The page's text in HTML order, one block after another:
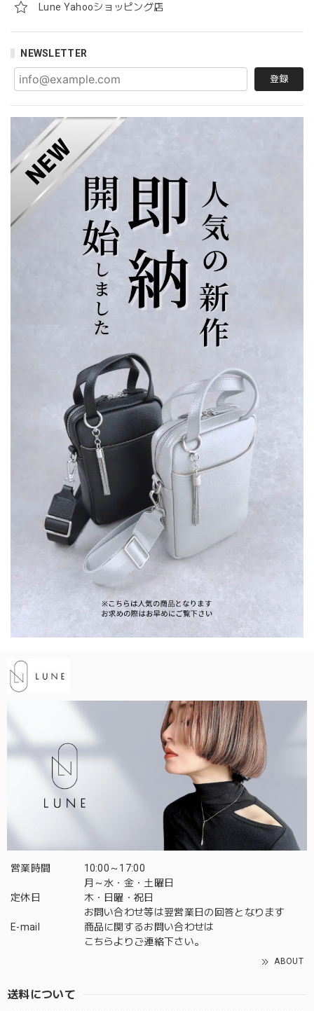
Lune Yahooショッピング店
NEWSLETTER
登録
営業時間
10:00～17:00
月～水・金・土曜日
定休日
木・日曜・祝日
お問い合わせ等は翌営業日の回答となります
E-mail
商品に関するお問い合わせは
こちらよりご連絡下さい。
ABOUT
送料について